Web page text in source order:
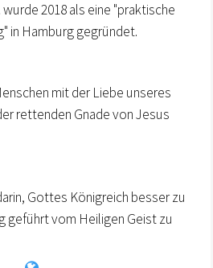
wurde 2018 als eine "praktische
in Hamburg gegründet.
mit der Liebe unseres
rettenden Gnade von Jesus
Gottes Königreich besser zu
geführt vom Heiligen Geist zu